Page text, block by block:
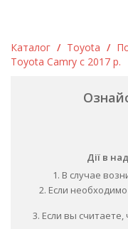
Каталог / Toyota /
Toyota Camry c 2017 р.
Дії в
1. В случае
2. Если
3. Если вы